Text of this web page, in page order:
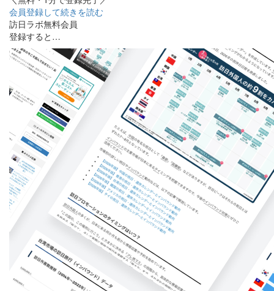
会員登録して続きを読む
訪日ラボ無料会員
登録すると…